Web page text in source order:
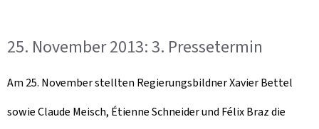
25. November 2013: 3. Pressetermin
Am 25. November stellten Regierungsbildner Xavier Bettel
sowie Claude Meisch, Étienne Schneider und Félix Braz die